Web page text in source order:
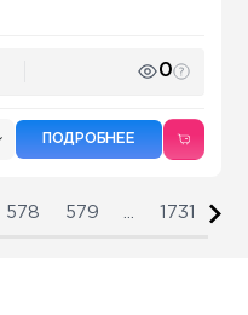
0
ПОДРОБНЕЕ
578 579 1731